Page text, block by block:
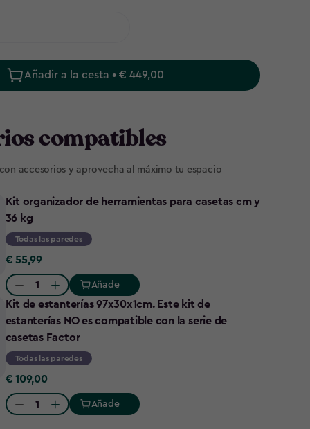
Añadir a la cesta • € 449,00
compatibles
accesorios y aprovecha al máximo tu espacio
Kit organizador de herramientas para casetas cm y
36 kg
Todas las paredes
€
55,99
€ 55,99
Quantity:
Añade
Kit de estanterías 97x30x1cm. Este kit de
estanterías NO es compatible con la serie de
casetas Factor
Todas las paredes
€
109,00
€ 109,00
Quantity:
Añade